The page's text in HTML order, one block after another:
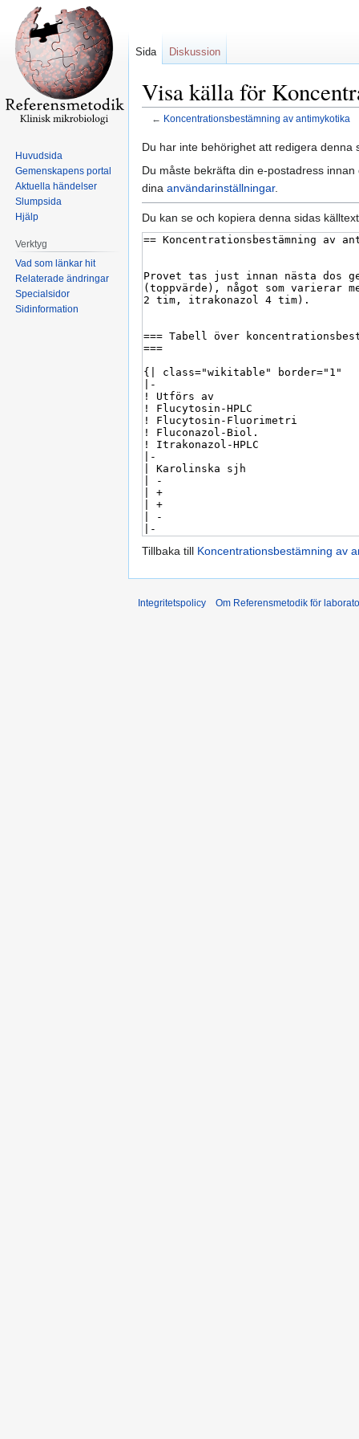
Visa källa för
← Koncentrationsbestämning av antimykotika
Hoppa
till
navigering
Hoppa
till
sök
Du har inte behörighet att redigera denna
Du måste bekräfta din e-postadress
dina användarinställningar.
Du kan se och kopiera denna sidas
Tillbaka till Koncentrationsbestämning av
Sida Diskussion
Huvudsida
Gemenskapens portal
Aktuella händelser
Slumpsida
Hjälp
Verktyg
Vad som länkar hit
Relaterade ändringar
Specialsidor
Sidinformation
Integritetspolicy Om Referensmetodik för